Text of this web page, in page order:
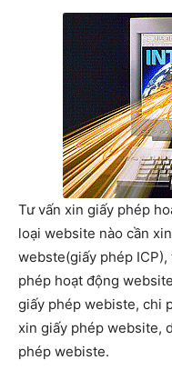
Tư vấn xin giấy phép
loại website nào cần
webste(giấy phép
phép hoạt động
giấy phép webiste, chi
xin giấy phép website,
phép webiste.